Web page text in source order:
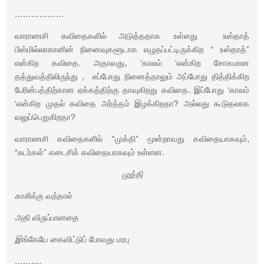
………………
வாராணசி கவிதைகளில் அடுத்ததாக உள்ளது உஸ்தாத்
பிஸ்மில்லாகானின் நினைவுகளூடாக எழுதப்பட்டிருக்கிற “ உஸ்தாத்”
என்கிற கவிதை. அதாவது, ‘காலம் ‘என்கிற சோகமான
தத்துவத்திலிருந்து , எப்போது நினைத்தாலும் அப்போது தித்திக்கிற
பேரின்பத்திற்கான ஏக்கத்திற்கு தாவுகிறது கவிதை. இப்போது ‘காலம்
‘என்கிற முதல் கவிதை அர்த்தம் இழக்கிறதா? அல்லது கூடுதலாக
வலுப்பெறுகிறதா?
வாராணசி கவிதைகளில் “முக்தி” மூன்றாவது கவிதையாகவும்,
“சுடர்கள்” கடைசிக் கவிதையாகவும் உள்ளன.
முக்தி
காசிக்கு வந்தால்
அதி விருப்பானதை
இங்கேயே கைவிட்டுப் போவது மரபு
……….